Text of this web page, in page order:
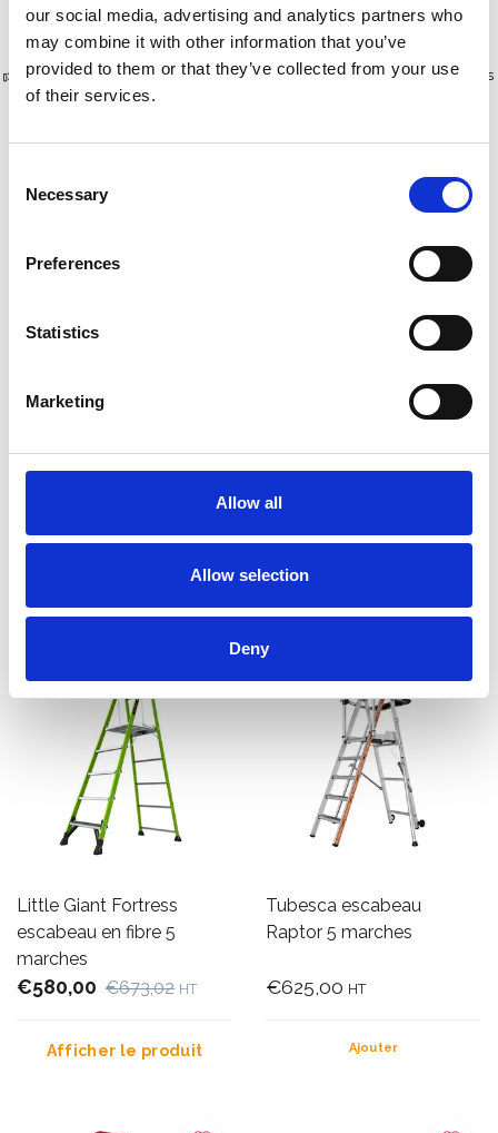
our social media, advertising and analytics partners who
may combine it with other information that you’ve
provided to them or that they’ve collected from your use
of their services.
Selection
Necessary
Preferences
Statistics
Marketing
Allow all
Allow selection
Deny
Plus de 10 000 clients satisfaits
Livraison gratuite aux Pays-Bas
escabeau de maison 5
marches
Afficher le produit
Escabeau avec garde-
corps Little Jumbo 5
marches
€439,00
Little Giant Fortress
escabeau en fibre 5
marches
€580,00 €673,02 HT
Afficher le produit
Tubesca escabeau
Raptor 5 marches
€625,00 HT
Ajouter